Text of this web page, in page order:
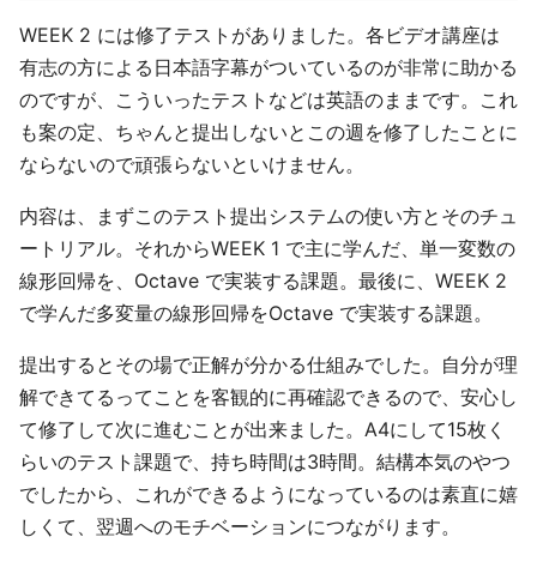
WEEK 2 には修了テストがありました。各ビデオ講座は
有志の方による日本語字幕がついているのが非常に助かる
のですが、こういったテストなどは英語のままです。これ
も案の定、ちゃんと提出しないとこの週を修了したことに
ならないので頑張らないといけません。
内容は、まずこのテスト提出システムの使い方とそのチュ
ートリアル。それからWEEK 1 で主に学んだ、単一変数の
線形回帰を、Octave で実装する課題。最後に、WEEK 2
で学んだ多変量の線形回帰をOctave で実装する課題。
提出するとその場で正解が分かる仕組みでした。自分が理
解できてるってことを客観的に再確認できるので、安心し
て修了して次に進むことが出来ました。A4にして15枚く
らいのテスト課題で、持ち時間は3時間。結構本気のやつ
でしたから、これができるようになっているのは素直に嬉
しくて、翌週へのモチベーションにつながります。